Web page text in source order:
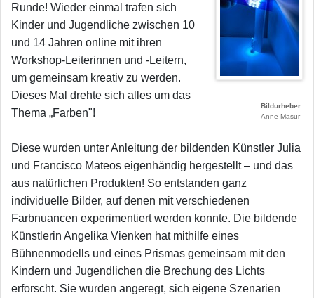
Bildurheber
Anne Masur
Runde! Wieder einmal trafen sich
Kinder und Jugendliche zwischen 10
und 14 Jahren online mit ihren
Workshop-Leiterinnen und -Leitern,
um gemeinsam kreativ zu werden.
Dieses Mal drehte sich alles um das
Thema „Farben"!
Diese wurden unter Anleitung der bildenden Künstler Julia
und Francisco Mateos eigenhändig hergestellt – und das
aus natürlichen Produkten! So entstanden ganz
individuelle Bilder, auf denen mit verschiedenen
Farbnuancen experimentiert werden konnte. Die bildende
Künstlerin Angelika Vienken hat mithilfe eines
Bühnenmodells und eines Prismas gemeinsam mit den
Kindern und Jugendlichen die Brechung des Lichts
erforscht. Sie wurden angeregt, sich eigene Szenarien